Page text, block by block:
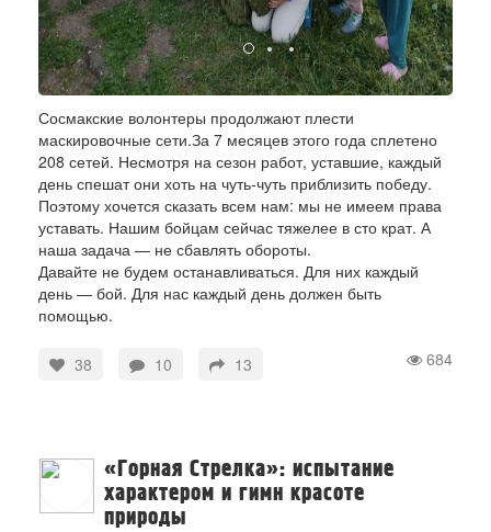
Сосмакские волонтеры продолжают плести
маскировочные сети.За 7 месяцев этого года сплетено
208 сетей. Несмотря на сезон работ, уставшие, каждый
день спешат они хоть на чуть-чуть приблизить победу.
Поэтому хочется сказать всем нам: мы не имеем права
уставать. Нашим бойцам сейчас тяжелее в сто крат. А
наша задача — не сбавлять обороты.
Давайте не будем останавливаться. Для них каждый
день — бой. Для нас каждый день должен быть
помощью.
684
38 10 13
«Горная Стрелка»: испытание
характером и гимн красоте
природы